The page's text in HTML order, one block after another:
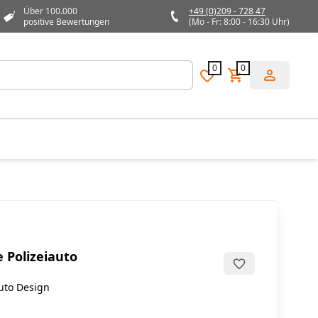
Über 100.000
positive Bewertungen
+49 (0)209 - 728 47
(Mo - Fr: 8:00 - 16:30 Uhr)
0 0
Polizeiauto
Design